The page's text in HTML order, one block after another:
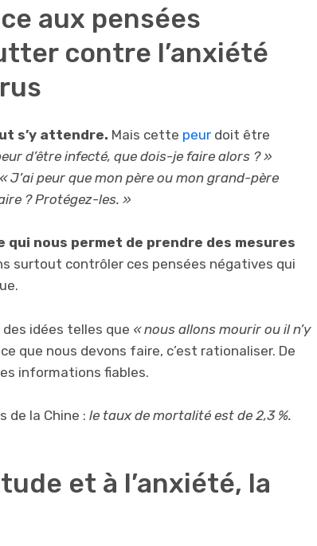
aux pensées
contre l’anxiété
s’y attendre. Mais cette peur doit être
d’être infecté, que dois-je faire alors ? »
J’ai peur que mon père ou mon grand-père
? Protégez-les. »
qui nous permet de prendre des mesures
surtout contrôler ces pensées négatives qui
idées telles que « nous allons mourir ou il n’y
ce que nous devons faire, c’est rationaliser. De
informations fiables.
de la Chine : le taux de mortalité est de 2,3 %.
et à l’anxiété, la